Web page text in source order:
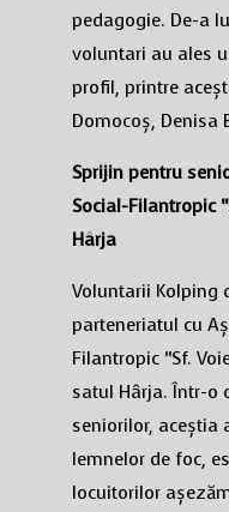
pedagogie. De-a
voluntari au ales
profil, printre
Domocoș, Denisa
Sprijin pentru
Social-Filantropic
Hârja
Voluntarii Kolping
parteneriatul cu
Filantropic “Sf.
satul Hârja. Într-o
seniorilor, aceștia
lemnelor de foc,
locuitorilor